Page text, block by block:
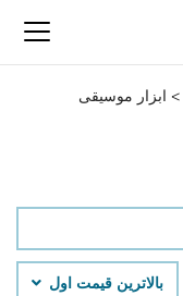
> ابزار موسیقی
بالاترین قیمت اول